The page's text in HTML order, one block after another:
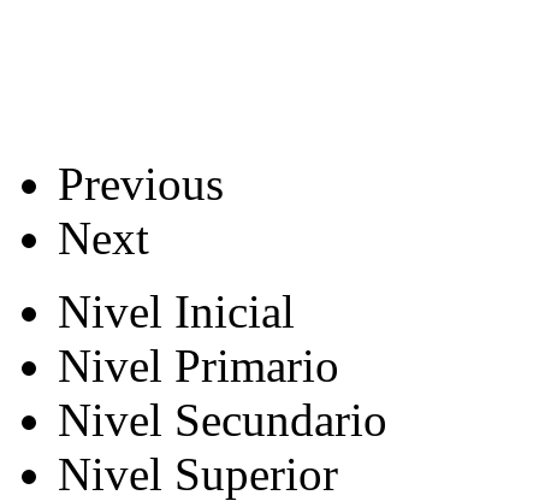
Previous
Next
Nivel Inicial
Nivel Primario
Nivel Secundario
Nivel Superior